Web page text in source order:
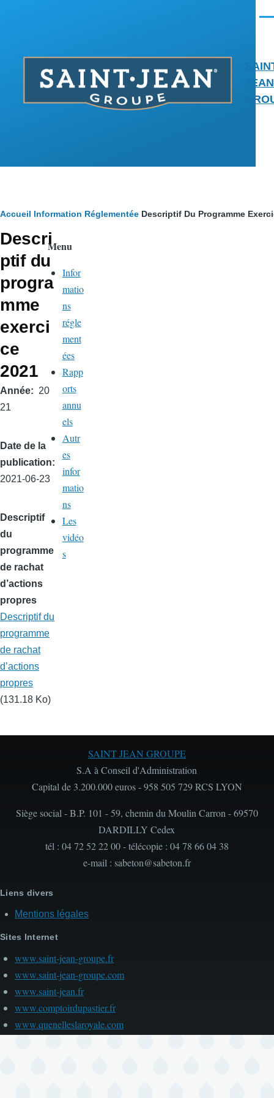
JEAN
Fil
d'Ariane
Accueil Information Réglementée Descriptif Du Programme
Descri
ptif du
progra
mme
exerci
ce
2021
Année
20
21
Date de la
publication
2021-06-23
Descriptif
du
programme
de rachat
d’actions
propres
Descriptif du
programme
de rachat
d’actions
propres
(131.18 Ko)
Menu
Infor
matio
ns
régle
ment
ées
Rapp
orts
annu
els
Autr
es
infor
matio
ns
Les
vidéo
s
SAINT JEAN GROUPE
S.A à Conseil d'Administration
Capital de 3.200.000 euros - 958 505 729 RCS LYON
Siège social - B.P. 101 - 59, chemin du Moulin Carron - 69570
DARDILLY Cedex
tél : 04 72 52 22 00 - télécopie : 04 78 66 04 38
e-mail : sabeton@sabeton.fr
Liens divers
Mentions légales
Sites Internet
www.saint-jean-groupe.fr
www.saint-jean-groupe.com
www.saint-jean.fr
www.comptoirdupastier.fr
www.quenelleslaroyale.com